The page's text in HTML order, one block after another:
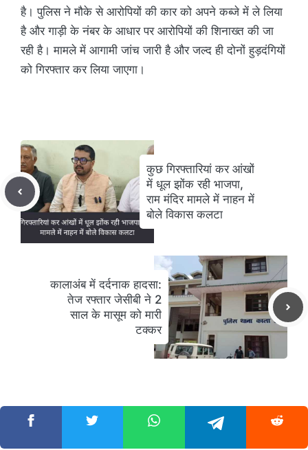
है। पुलिस ने मौके से आरोपियों की कार को अपने कब्जे में ले लिया
है और गाड़ी के नंबर के आधार पर आरोपियों की शिनाख्त की जा
रही है। मामले में आगामी जांच जारी है और जल्द ही दोनों हुड़दंगियों
को गिरफ्तार कर लिया जाएगा।
कुछ गिरफ्तारियां कर आंखों
में धूल झोंक रही भाजपा,
राम मंदिर मामले में नाहन में
बोले विकास कलटा
कालाअंब में दर्दनाक हादसा:
तेज रफ्तार जेसीबी ने 2
साल के मासूम को मारी
टक्कर